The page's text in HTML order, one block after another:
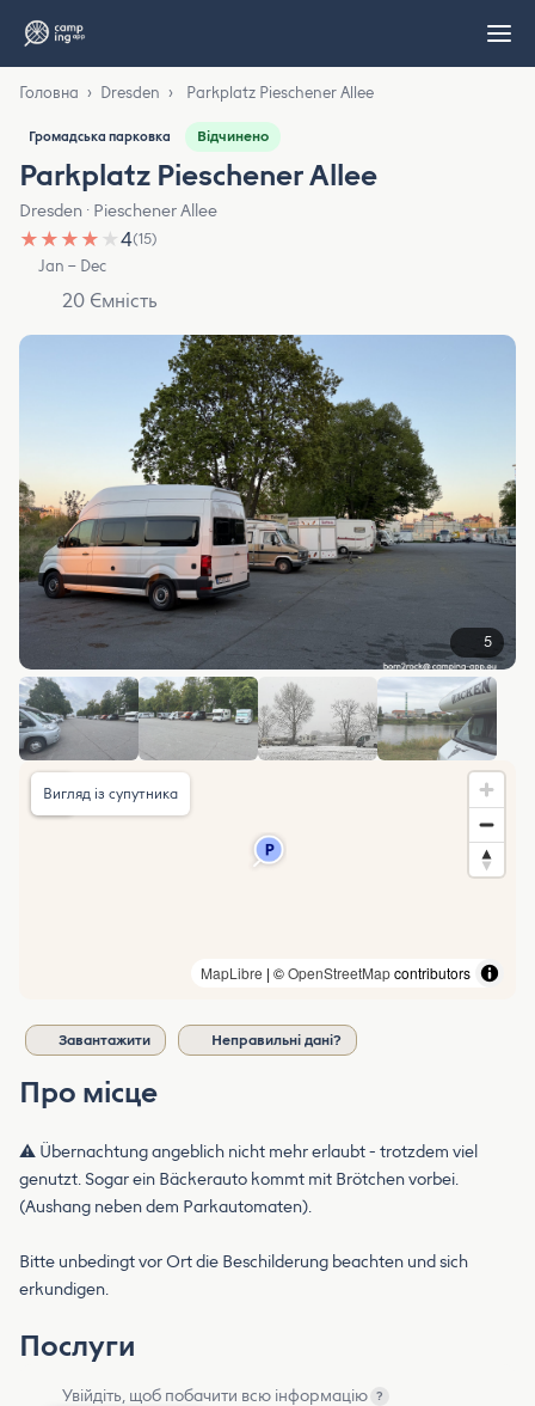
Головна › Dresden › Parkplatz Pieschener Allee
Громадська парковка Відчинено
Parkplatz Pieschener Allee
Dresden · Pieschener Allee
★ ★ ★ ★ ★4(15)
Jan – Dec
20 Ємність
5
MapLibre | ©OpenStreetMapcontributors
Вигляд із супутника
Завантажити Неправильні дані?
Про місце
⚠️ Übernachtung angeblich nicht mehr erlaubt - trotzdem viel
genutzt. Sogar ein Bäckerauto kommt mit Brötchen vorbei.
(Aushang neben dem Parkautomaten).
Bitte unbedingt vor Ort die Beschilderung beachten und sich
erkundigen.
Послуги
Увійдіть, щоб побачити всю інформацію ?